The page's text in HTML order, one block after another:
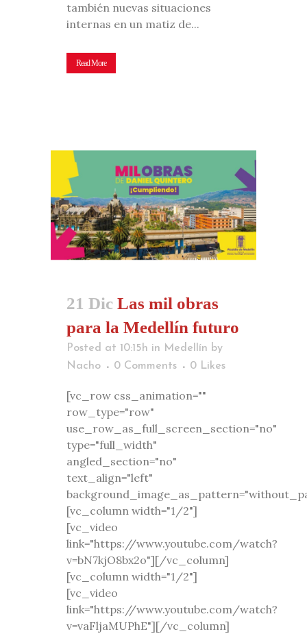
también nuevas situaciones
internas en un matiz de...
Read More
21 Dic Las mil obras
para la Medellín futuro
Posted at 10:15h in Medellín by
Nacho
0 Comments 0 Likes
[vc_row css_animation=""
row_type="row"
use_row_as_full_screen_section="no"
type="full_width"
angled_section="no"
text_align="left"
[vc_column width="1/2"]
[vc_video
link="https://www.youtube.com/watch?
v=bN7kjO8bx2o"][/vc_column]
[vc_column width="1/2"]
[vc_video
link="https://www.youtube.com/watch?
v=vaFljaMUPhE"][/vc_column]